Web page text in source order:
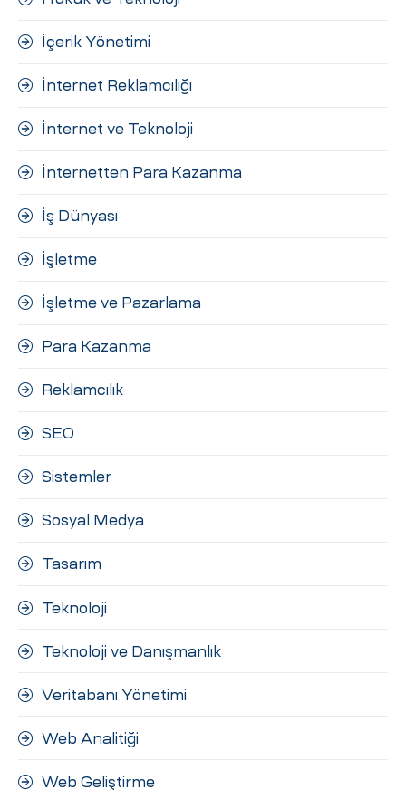
İçerik Yönetimi
İnternet Reklamcılığı
İnternet ve Teknoloji
İnternetten Para Kazanma
İş Dünyası
İşletme
İşletme ve Pazarlama
Para Kazanma
Reklamcılık
SEO
Sistemler
Sosyal Medya
Tasarım
Teknoloji
Teknoloji ve Danışmanlık
Veritabanı Yönetimi
Web Analitiği
Web Geliştirme